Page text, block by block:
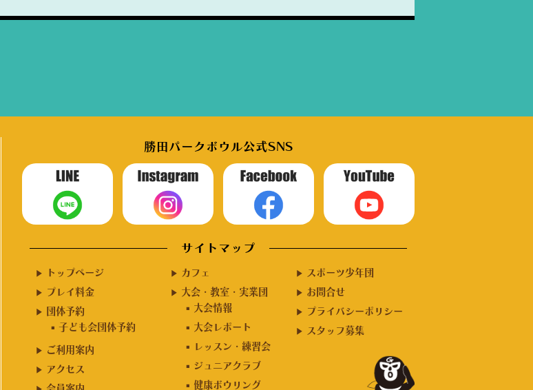
勝田パークボウル公式SNS
サイトマップ
トップページ
プレイ料金
団体予約
子ども会団体予約
ご利用案内
アクセス
カフェ
大会・教室・実業団
大会情報
大会レポート
レッスン・練習会
ジュニアクラブ
健康ボウリング
スポーツ少年団
お問合せ
プライバシーポリシー
スタッフ募集